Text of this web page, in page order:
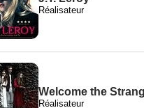
Réalisateur
Welcome the
Réalisateur